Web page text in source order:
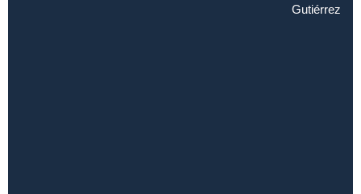
Gutiérrez